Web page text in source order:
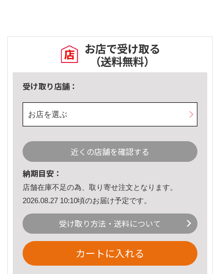
お店で受け取る
（送料無料）
受け取り店舗：
お店を選ぶ
近くの店舗を確認する
納期目安：
店舗在庫不足の為、取り寄せ注文となります。
2026.08.27 10:10頃のお届け予定です。
受け取り方法・送料について
カートに入れる